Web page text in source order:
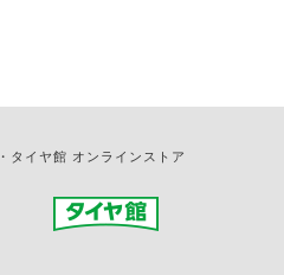
タイヤ館 オンラインストア